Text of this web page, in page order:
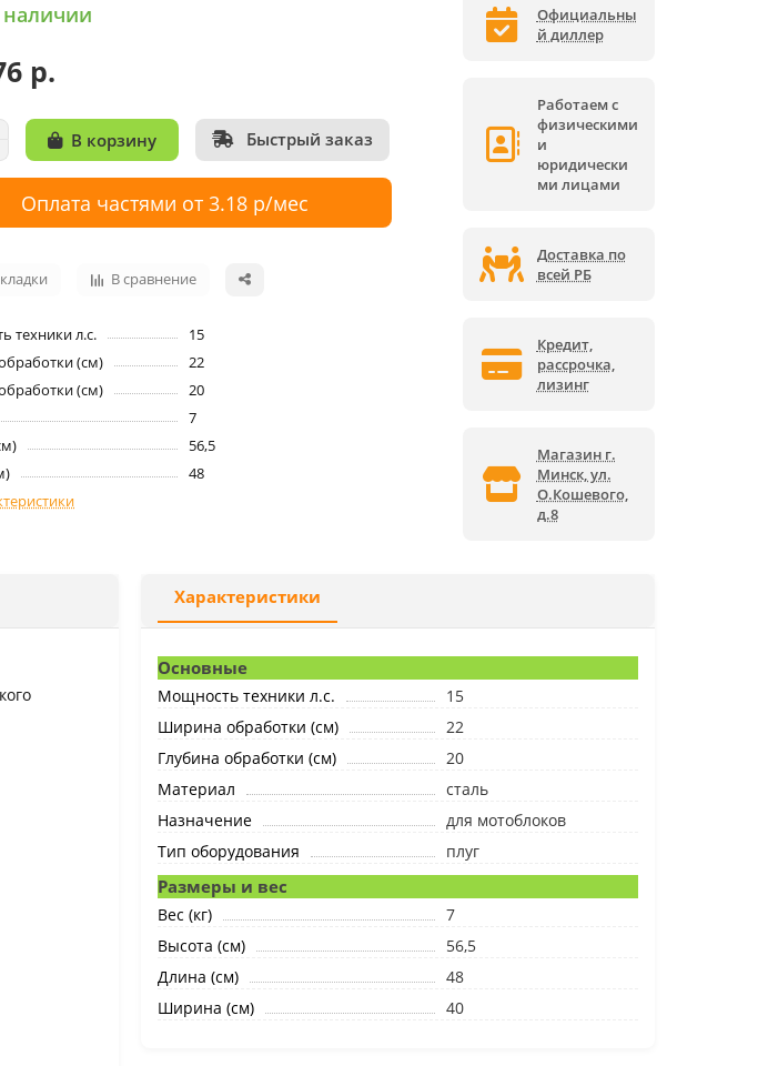
наличии
р.
В корзину Быстрый заказ
Оплата частями от 3.18 р/мес
В сравнение
техники л.с.
15
(см)
22
(см)
20
7
56,5
48
Официальны
й диллер
Работаем с
физическими
и
юридически
ми лицами
Доставка по
всей РБ
Кредит,
рассрочка,
лизинг
Магазин г.
Минск, ул.
О.Кошевого,
д.8
Характеристики
Основные
Мощность техники л.с.
15
Ширина обработки (см)
22
Глубина обработки (см)
20
Материал
сталь
Назначение
для мотоблоков
Тип оборудования
плуг
Размеры и вес
Вес (кг)
7
Высота (см)
56,5
Длина (см)
48
Ширина (см)
40